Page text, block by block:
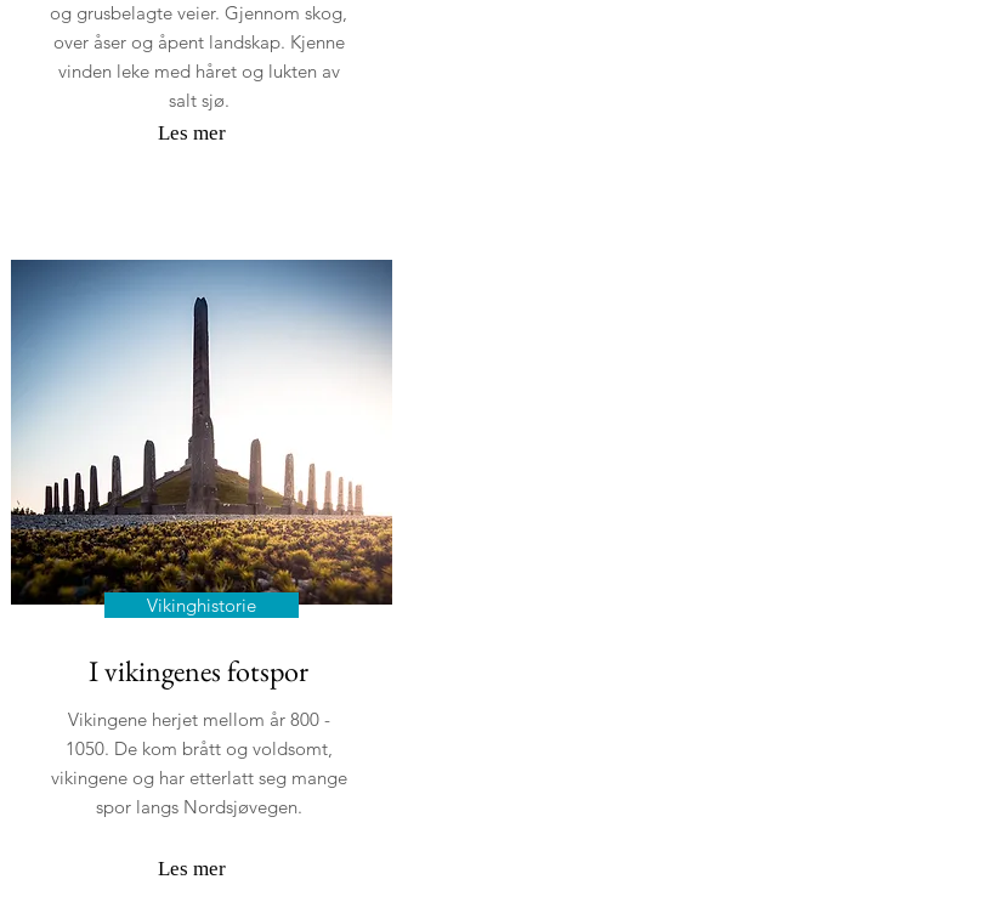
og grusbelagte veier. Gjennom skog,
over åser og åpent landskap. Kjenne
vinden leke med håret og lukten av
salt sjø.
Les mer
Vikinghistorie
I vikingenes fotspor
Vikingene herjet mellom år 800 -
1050. De kom brått og voldsomt,
vikingene og har etterlatt seg mange
spor langs Nordsjøvegen.
Les mer